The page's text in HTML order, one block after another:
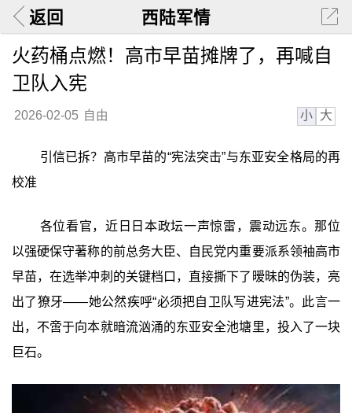
返回 西陆军情
火药桶点燃！高市早苗摊牌了，再喊自
卫队入宪
2026-02-05 自由 小 大
引信已拆？高市早苗的“宪法突击”与东亚安全格局的再
校准
各位看官，近日日本政坛一声惊雷，震动远东。那位
以强硬保守著称的前总务大臣、自民党内重要派系领袖高市
早苗，在选举冲刺的关键档口，直接撕下了暧昧的伪装，亮
出了獠牙——她公然疾呼“必须把自卫队写进宪法”。此言一
出，不啻于向本就暗流汹涌的东亚安全池塘里，投入了一块
巨石。